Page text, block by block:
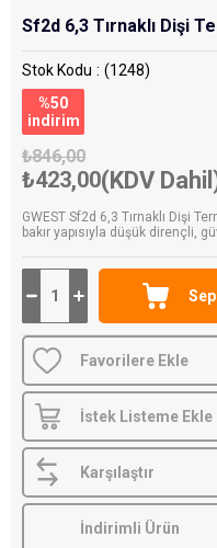
Sf2d 6,3 Tırnaklı Dişi
Stok Kodu
(1248)
%50
i̇ndirim
₺846,00
₺423,00(KDV
GWEST Sf2d 6,3 Tırnaklı Dişi
bakır yapısıyla düşük dirençli,
Favorilere Ekle
İstek Listeme Ekle
Karşılaştır
İndirimli Ürün